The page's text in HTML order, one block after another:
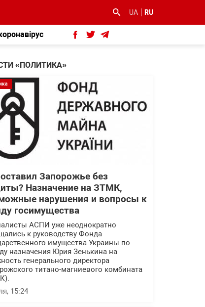
UA RU
«ПОЛИТИКА»
Запорожье без
Назначение на ЗТМК,
нарушения и вопросы к
госимущества
АСПИ уже неоднократно
к руководству Фонда
имущества Украины по
назначения Юрия Зенькина на
генерального директора
титано-магниевого комбината
15:24